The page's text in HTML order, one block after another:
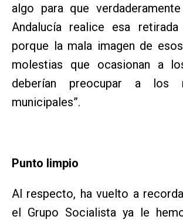
algo para que
Andalucía realice esa
porque la mala imagen de
molestias que ocasionan a
deberían preocupar a los
municipales”.
Punto limpio
Al respecto, ha vuelto a
el Grupo Socialista ya le